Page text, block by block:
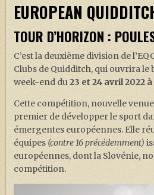
EUROPEAN
TOUR D’HORIZON :
C’est la deuxième division de
Clubs de Quidditch, qui ouvrira le
week-end du23 et 24 avril 2022
Cette compétition, nouvelle venue
premier de développer le sport
émergentes européennes. Elle
équipes(contre 16 précédemment)
européennes, dont la Slovénie,
compétition.